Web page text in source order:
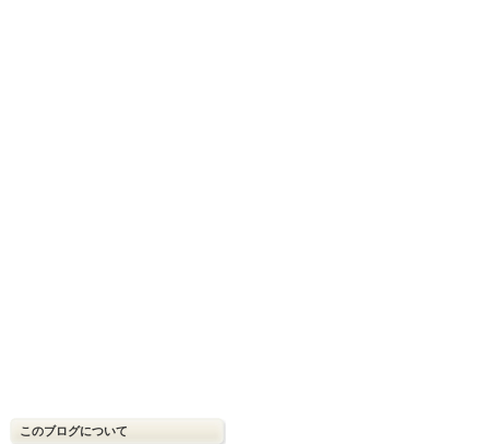
このブログについて